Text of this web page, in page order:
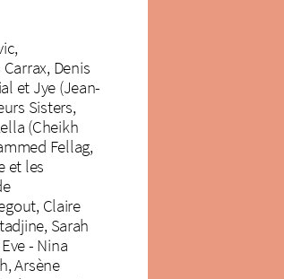
Denis
et Jye (Jean-
Sisters,
(Cheikh
Fellag,
et les
Claire
Sarah
- Nina
Arsène